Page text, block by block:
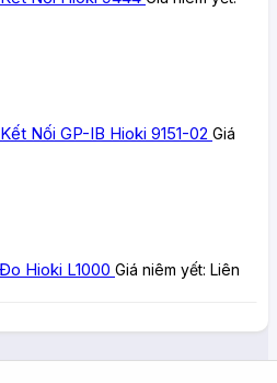
Nối GP-IB Hioki 9151-02 Giá
Hioki L1000 Giá niêm yết: Liên